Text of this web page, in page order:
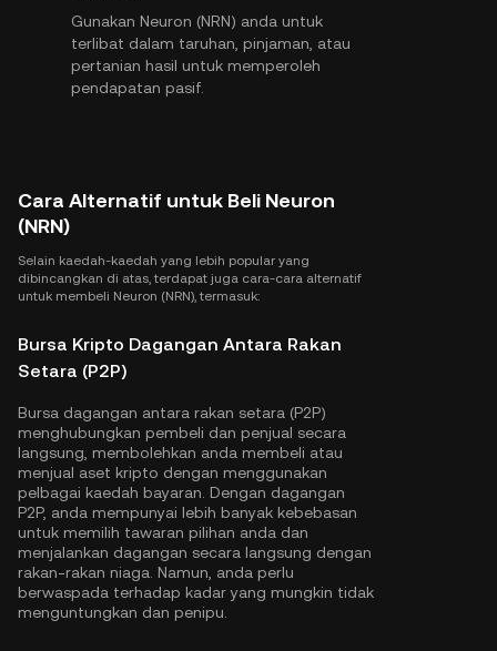
Gunakan Neuron (NRN) anda untuk
terlibat dalam taruhan, pinjaman, atau
pertanian hasil untuk memperoleh
pendapatan pasif.
Cara Alternatif untuk Beli Neuron
(NRN)
Selain kaedah-kaedah yang lebih popular yang
dibincangkan di atas, terdapat juga cara-cara alternatif
untuk membeli Neuron (NRN), termasuk:
Bursa Kripto Dagangan Antara Rakan
Setara (P2P)
Bursa dagangan antara rakan setara (P2P)
menghubungkan pembeli dan penjual secara
langsung, membolehkan anda membeli atau
menjual aset kripto dengan menggunakan
pelbagai kaedah bayaran. Dengan dagangan
P2P, anda mempunyai lebih banyak kebebasan
untuk memilih tawaran pilihan anda dan
menjalankan dagangan secara langsung dengan
rakan-rakan niaga. Namun, anda perlu
berwaspada terhadap kadar yang mungkin tidak
menguntungkan dan penipu.